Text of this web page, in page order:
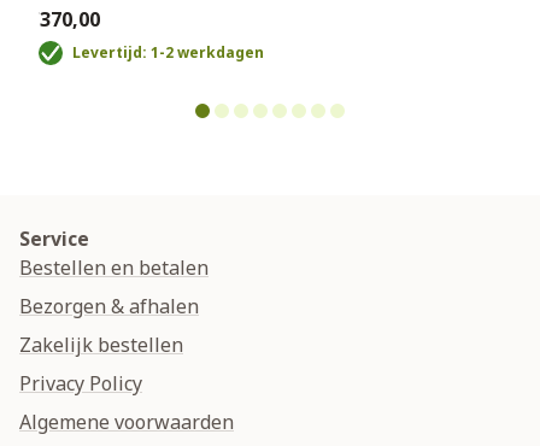
€370,00
Levertijd: 1-2 werkdagen
Service
Bestellen en betalen
Bezorgen & afhalen
Zakelijk bestellen
Privacy Policy
Algemene voorwaarden